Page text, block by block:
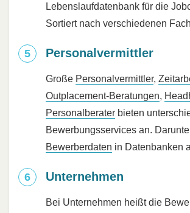
Lebenslaufdatenbank für die
Sortiert nach verschiedenen
Personalvermittler
Große Personalvermittler,
Outplacement-Beratungen,
Personalberater bieten
Bewerbungsservices an.
Bewerberdaten in Datenbanken
Unternehmen
Bei Unternehmen heißt die